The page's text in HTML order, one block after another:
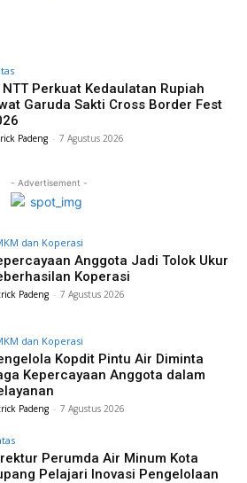
NTT Perkuat Kedaulatan Rupiah
Garuda Sakti Cross Border Fest
Padeng - 7 Agustus 2026
- Advertisement -
dan Koperasi
Anggota Jadi Tolok Ukur
Koperasi
Padeng - 7 Agustus 2026
dan Koperasi
Kopdit Pintu Air Diminta
Kepercayaan Anggota dalam
Padeng - 7 Agustus 2026
Perumda Air Minum Kota
Pelajari Inovasi Pengelolaan